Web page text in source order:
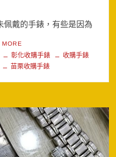
佩戴的手錶，有些是因為
MORE
彰化收購手錶
收購手錶
苗栗收購手錶